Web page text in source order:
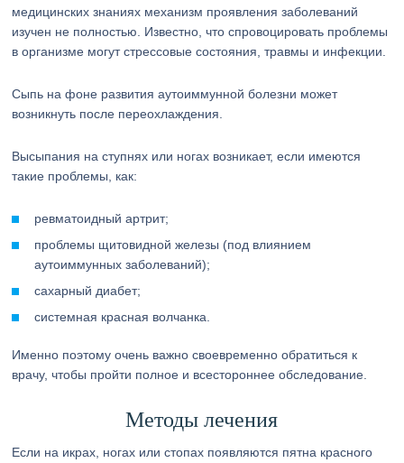
медицинских знаниях механизм проявления заболеваний
изучен не полностью. Известно, что спровоцировать проблемы
в организме могут стрессовые состояния, травмы и инфекции.
Сыпь на фоне развития аутоиммунной болезни может
возникнуть после переохлаждения.
Высыпания на ступнях или ногах возникает, если имеются
такие проблемы, как:
ревматоидный артрит;
проблемы щитовидной железы (под влиянием
аутоиммунных заболеваний);
сахарный диабет;
системная красная волчанка.
Именно поэтому очень важно своевременно обратиться к
врачу, чтобы пройти полное и всестороннее обследование.
Методы лечения
Если на икрах, ногах или стопах появляются пятна красного